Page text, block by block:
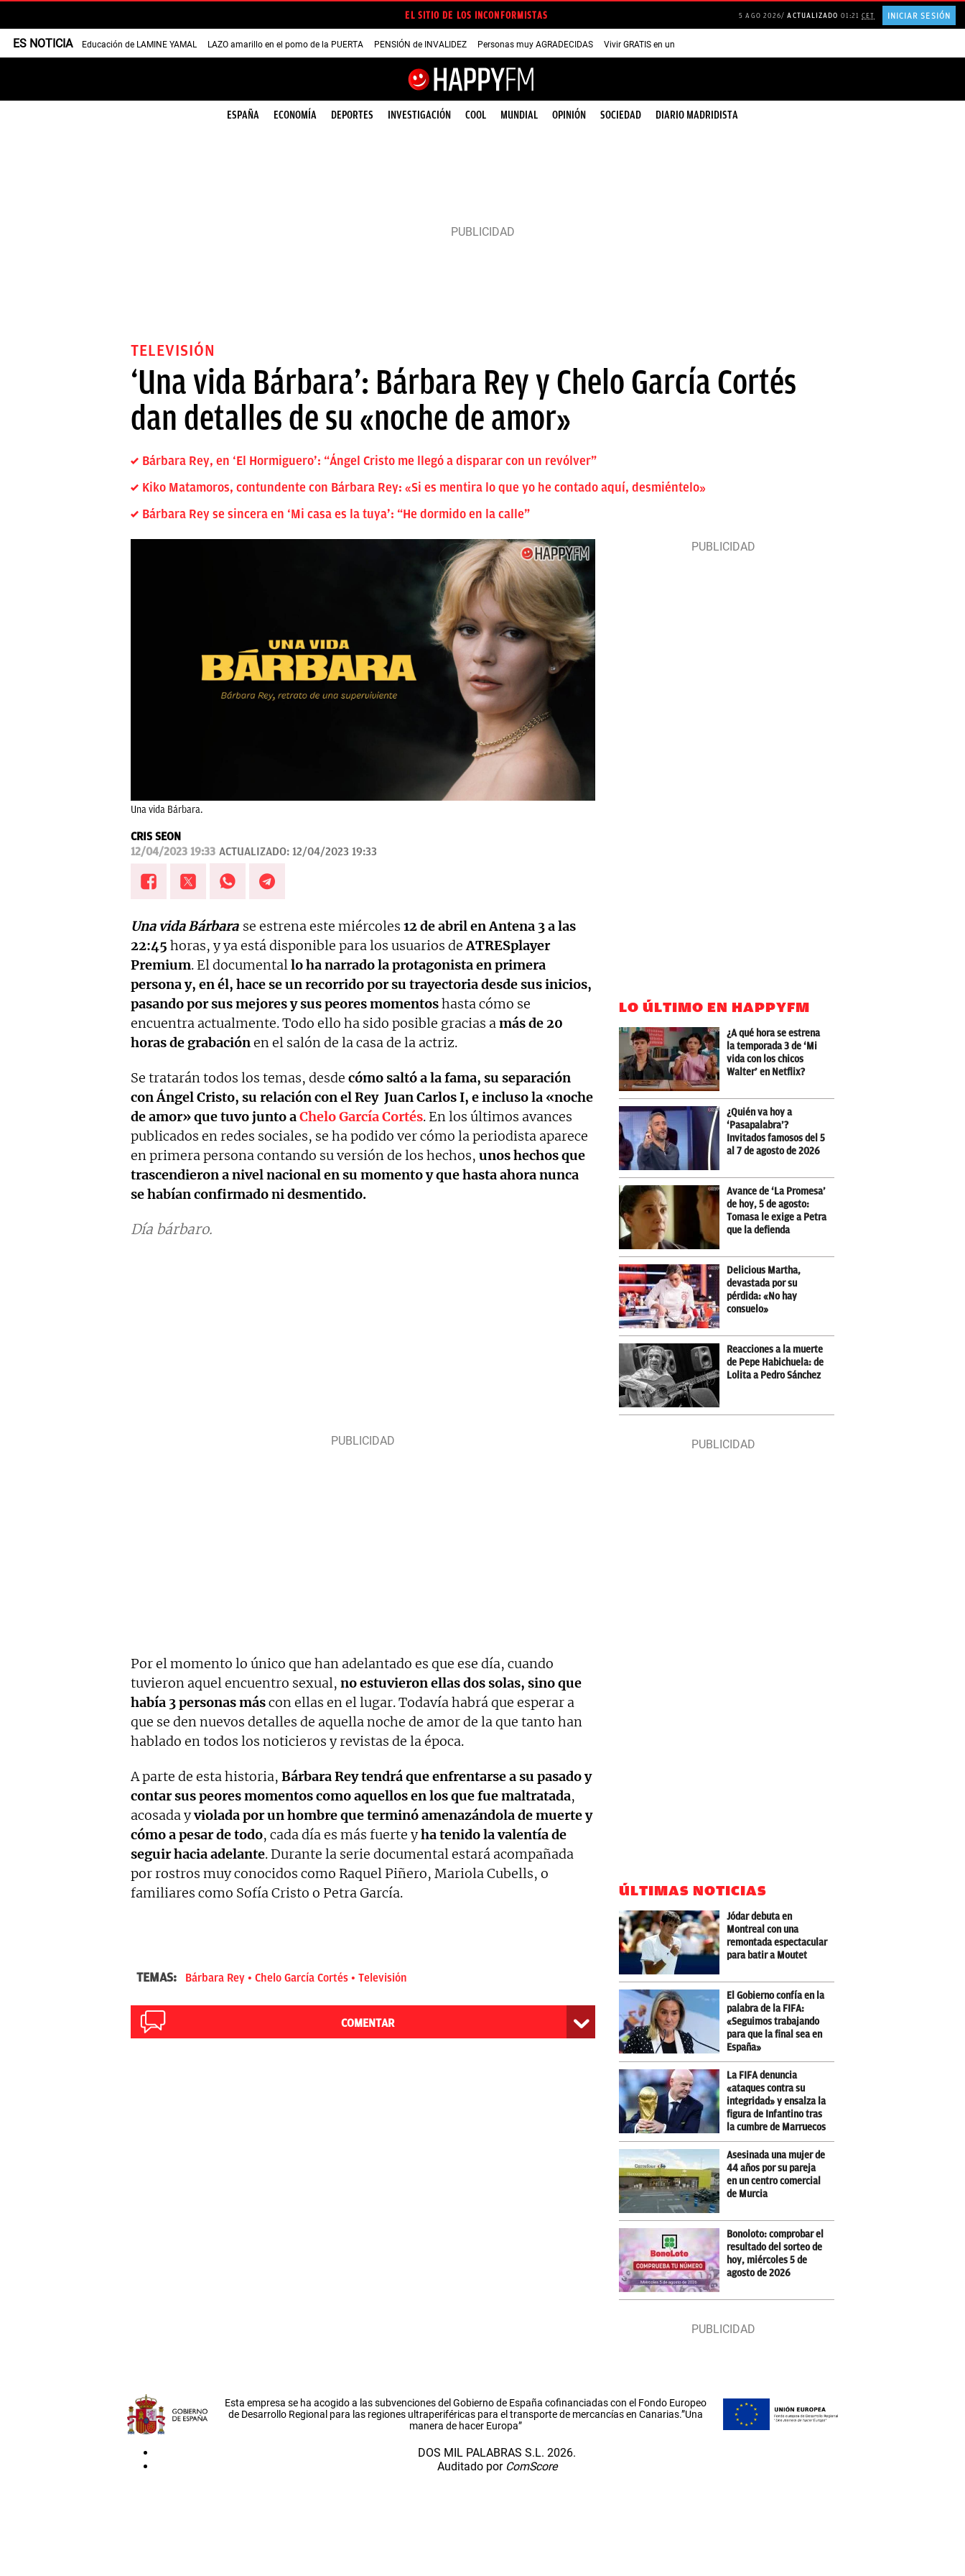
EL SITIO DE LOS INCONFORMISTAS 5 AGO 2026 ACTUALIZADO 01:21CET INICIAR SESIÓN
ES NOTICIA Educación de LAMINE YAMAL LAZO amarillo en el pomo de la PUERTA PENSIÓN de INVALIDEZ Personas muy AGRADECIDAS Vivir GRATIS en una ISLA en GRECIA
ESPAÑA ECONOMÍA DEPORTES INVESTIGACIÓN COOL MUNDIAL OPINIÓN SOCIEDAD DIARIO MADRIDISTA
TELEVISIÓN
‘Una vida Bárbara’: Bárbara Rey y Chelo García Cortés
dan detalles de su «noche de amor»
Bárbara Rey, en ‘El Hormiguero’: “Ángel Cristo me llegó a disparar con un revólver”
Kiko Matamoros, contundente con Bárbara Rey: «Si es mentira lo que yo he contado aquí, desmiéntelo»
Bárbara Rey se sincera en ‘Mi casa es la tuya’: “He dormido en la calle”
Una vida Bárbara.
CRIS SEON
12/04/2023 19:33 ACTUALIZADO: 12/04/2023 19:33
Una vida Bárbara se estrena este miércoles 12 de abril en Antena 3 a las
22:45 horas, y ya está disponible para los usuarios deATRESplayer
Premium. El documentallo ha narrado la protagonista en primera
persona y, en él, hace se un recorrido por su trayectoria desde sus inicios,
pasando por sus mejores y sus peores momentoshasta cómo se
encuentra actualmente. Todo ello ha sido posible gracias amás de 20
horas de grabaciónen el salón de la casa de la actriz.
Se tratarán todos los temas, desde cómo saltó a la fama, su separación
con Ángel Cristo, su relación con el Rey Juan Carlos I, e incluso la «noche
de amor» que tuvo junto aChelo García Cortés. En los últimos avances
publicados en redes sociales, se ha podido ver cómo la periodista aparece
en primera persona contando su versión de los hechos, unos hechos que
trascendieron a nivel nacional en su momento y que hasta ahora nunca
se habían confirmado ni desmentido.
Día bárbaro.
Por el momento lo único que han adelantado es que ese día, cuando
tuvieron aquel encuentro sexual, no estuvieron ellas dos solas, sino que
había 3 personas máscon ellas en el lugar. Todavía habrá que esperar a
que se den nuevos detalles de aquella noche de amor de la que tanto han
hablado en todos los noticieros y revistas de la época.
A parte de esta historia, Bárbara Rey tendrá que enfrentarse a su pasado y
contar sus peores momentos como aquellos en los que fue maltratada,
acosada yviolada por un hombre que terminó amenazándola de muerte y
cómo a pesar de todo, cada día es más fuerte yha tenido la valentía de
seguir hacia adelante. Durante la serie documental estará acompañada
por rostros muy conocidos como Raquel Piñero, Mariola Cubells, o
familiares como Sofía Cristo o Petra García.
TEMAS: Bárbara Rey Chelo García Cortés Televisión
COMENTAR
LO ÚLTIMO EN HAPPYFM
¿A qué hora se estrena
la temporada 3 de ‘Mi
vida con los chicos
Walter’ en Netflix?
¿Quién va hoy a
‘Pasapalabra’?
Invitados famosos del 5
al 7 de agosto de 2026
Avance de ‘La Promesa’
de hoy, 5 de agosto:
Tomasa le exige a Petra
que la defienda
Delicious Martha,
devastada por su
pérdida: «No hay
consuelo»
Reacciones a la muerte
de Pepe Habichuela: de
Lolita a Pedro Sánchez
ÚLTIMAS NOTICIAS
Jódar debuta en
Montreal con una
remontada espectacular
para batir a Moutet
El Gobierno confía en la
palabra de la FIFA:
«Seguimos trabajando
para que la final sea en
España»
La FIFA denuncia
«ataques contra su
integridad» y ensalza la
figura de Infantino tras
la cumbre de Marruecos
Asesinada una mujer de
44 años por su pareja
en un centro comercial
de Murcia
Bonoloto: comprobar el
resultado del sorteo de
hoy, miércoles 5 de
agosto de 2026
Esta empresa se ha acogido a las subvenciones del Gobierno de España cofinanciadas con el Fondo Europeo
de Desarrollo Regional para las regiones ultraperiféricas para el transporte de mercancías en Canarias.”Una
manera de hacer Europa”
DOS MIL PALABRAS S.L. 2026.
Auditado por ComScore